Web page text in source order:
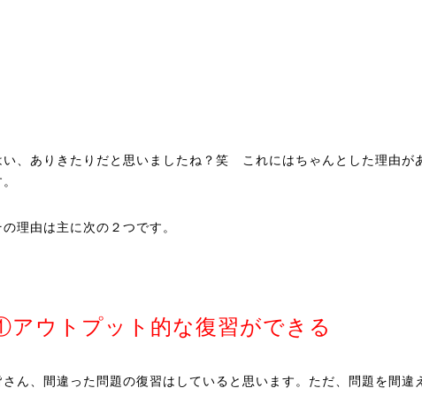
い、ありきたりだと思いましたね？笑 これにはちゃんとした理由が
の理由は主に次の２つです。
ウトプット的な復習ができる
さん、間違った問題の復習はしていると思います。ただ、問題を間違